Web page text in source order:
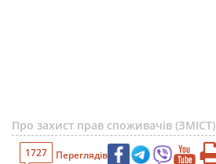
Про захист прав споживачів (ЗМІСТ)
1727 Переглядів